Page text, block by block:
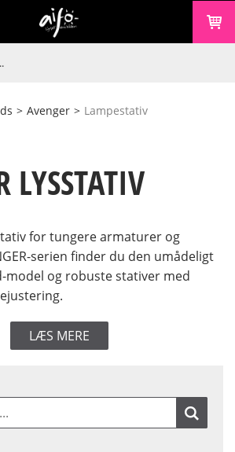
> Avenger > Lampestativ
LYSSTATIV
for tungere armaturer og
serien finder du den umådeligt
model og robuste stativer med
LÆS MERE